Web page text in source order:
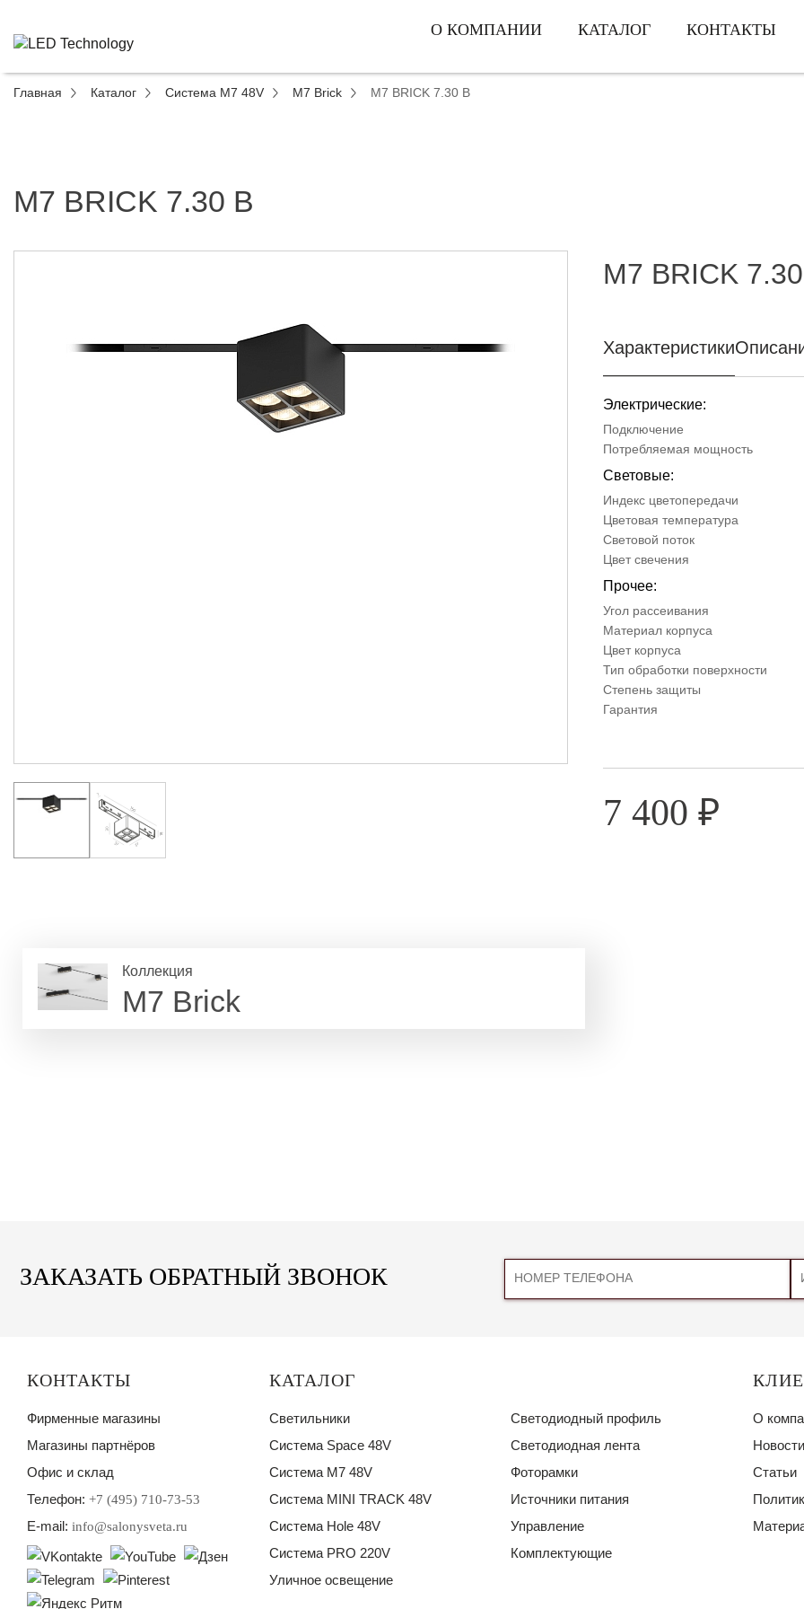
О КОМПАНИИ КАТАЛОГ КОНТАКТЫ
Главная Каталог Система M7 48V M7 Brick M7 BRICK 7.30 B
M7 BRICK 7.30 B
M7 BRICK
Характеристики
Электрические:
Подключение
Потребляемая мощность
Световые:
Индекс цветопередачи
Цветовая температура
Световой поток
Цвет свечения
Прочее:
Угол рассеивания
Материал корпуса
Цвет корпуса
Тип обработки поверхности
Степень защиты
Гарантия
7 400 ₽
Коллекция
M7 Brick
ЗАКАЗАТЬ ОБРАТНЫЙ ЗВОНОК
КАТАЛОГ
Светильники
Система Space 48V
Система M7 48V
Система MINI TRACK 48V
Система Hole 48V
Система PRO 220V
Уличное освещение
Светодиодный профиль
Светодиодная лента
Фоторамки
Источники питания
Управление
Комплектующие
О
Статьи
КОНТАКТЫ
Фирменные магазины
Магазины партнёров
Офис и склад
Телефон: +7 (495) 710-73-53
E-mail: info@salonysveta.ru